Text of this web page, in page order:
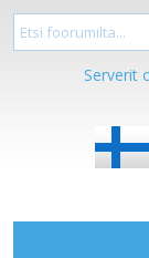
Serverit